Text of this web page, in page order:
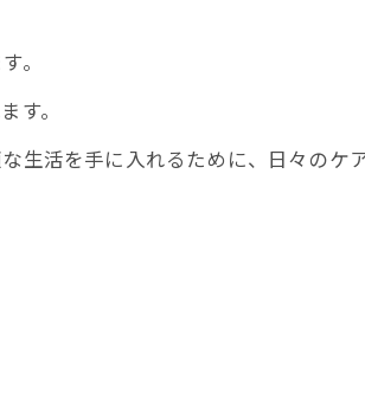
。
す。
生活を手に入れるために、日々のケ